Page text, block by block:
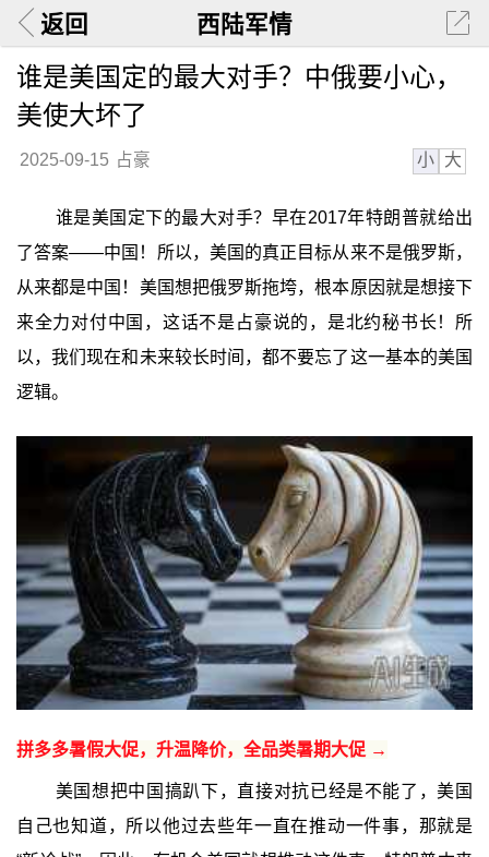
返回 西陆军情
谁是美国定的最大对手？中俄要小心，
美使大坏了
2025-09-15 占豪 小 大
谁是美国定下的最大对手？早在2017年特朗普就给出
了答案——中国！所以，美国的真正目标从来不是俄罗斯，
从来都是中国！美国想把俄罗斯拖垮，根本原因就是想接下
来全力对付中国，这话不是占豪说的，是北约秘书长！所
以，我们现在和未来较长时间，都不要忘了这一基本的美国
逻辑。
拼多多暑假大促，升温降价，全品类暑期大促 →
美国想把中国搞趴下，直接对抗已经是不能了，美国
自己也知道，所以他过去些年一直在推动一件事，那就是